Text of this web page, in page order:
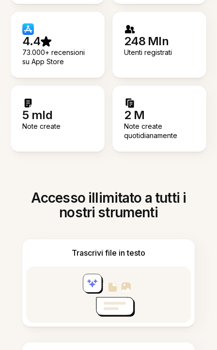
4.4
73.000+ recensioni
su App Store
248 Mln
Utenti registrati
5 mld
Note create
2 M
Note create
quotidianamente
Accesso illimitato a tutti i
nostri strumenti
Trascrivi file in testo